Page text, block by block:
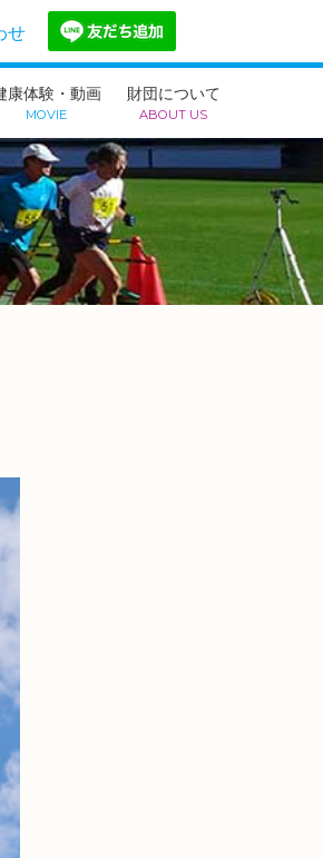
せ
康体験・動画
MOVIE
財団について
ABOUT US